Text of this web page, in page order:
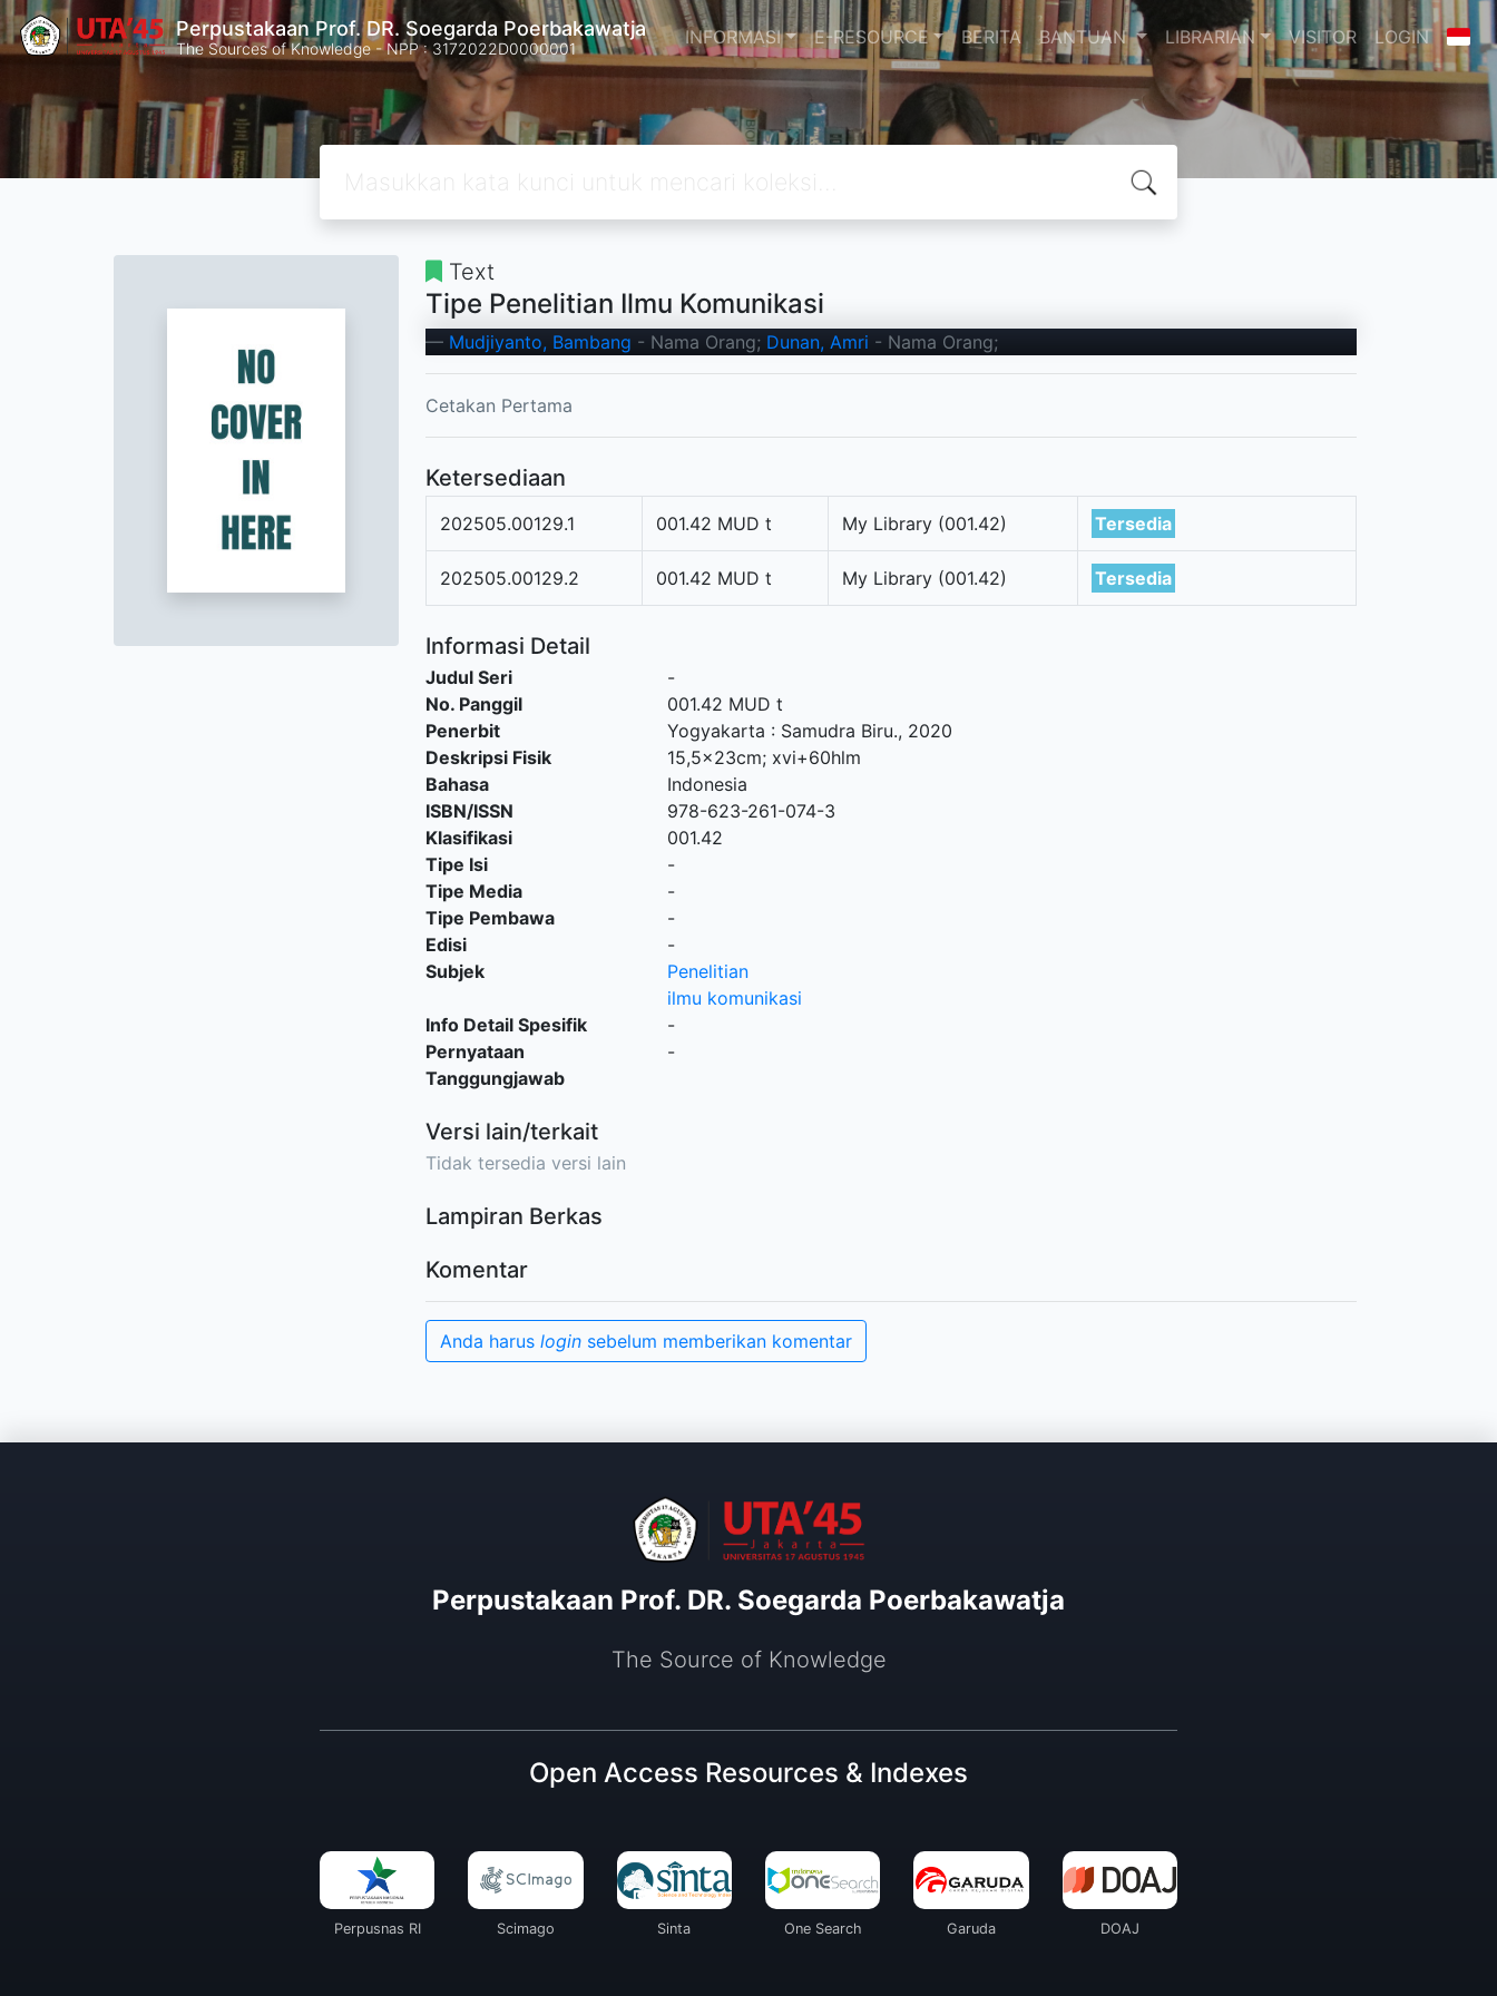
Perpustakaan Prof. DR. Soegarda Poerbakawatja
The Sources of Knowledge - NPP : 3172022D0000001 INFORMASI E-RESOURCE BERITA BANTUAN LIBRARIAN VISITOR LOGIN
Text
Tipe Penelitian Ilmu Komunikasi
Mudjiyanto, Bambang - Nama Orang; Dunan, Amri - Nama Orang;
Cetakan Pertama
Ketersediaan
202505.00129.1 001.42 MUD t My Library (001.42) Tersedia
202505.00129.2 001.42 MUD t My Library (001.42) Tersedia
Informasi Detail
Judul Seri
-
No. Panggil
001.42 MUD t
Penerbit
Yogyakarta : Samudra Biru., 2020
Deskripsi Fisik
15,5x23cm; xvi+60hlm
Bahasa
Indonesia
ISBN/ISSN
978-623-261-074-3
Klasifikasi
001.42
Tipe Isi
-
Tipe Media
-
Tipe Pembawa
-
Edisi
-
Subjek
Penelitian
ilmu komunikasi
Info Detail Spesifik
-
Pernyataan
Tanggungjawab
-
Versi lain/terkait
Tidak tersedia versi lain
Lampiran Berkas
Komentar
Anda harus login sebelum memberikan komentar
Perpustakaan Prof. DR. Soegarda Poerbakawatja
The Source of Knowledge
Open Access Resources & Indexes
Perpusnas RI Scimago Sinta One Search Garuda DOAJ